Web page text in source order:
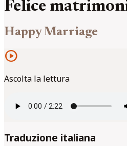
Felice
Happy Marriage
play_circle
Ascolta la lettura
Traduzione italiana